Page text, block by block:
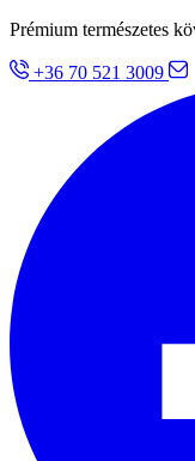
Prémium természetes
+36 70 521 3009